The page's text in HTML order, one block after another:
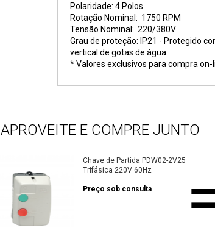
Polaridade: 4 Polos
Rotação Nominal: 1750 RPM
Tensão Nominal: 220/380V
Grau de proteção: IP21 - Protegido
vertical de gotas de água
* Valores exclusivos para compra
APROVEITE E COMPRE JUNTO
Chave de Partida PDW02-2V25
Trifásica 220V 60Hz
Preço sob consulta